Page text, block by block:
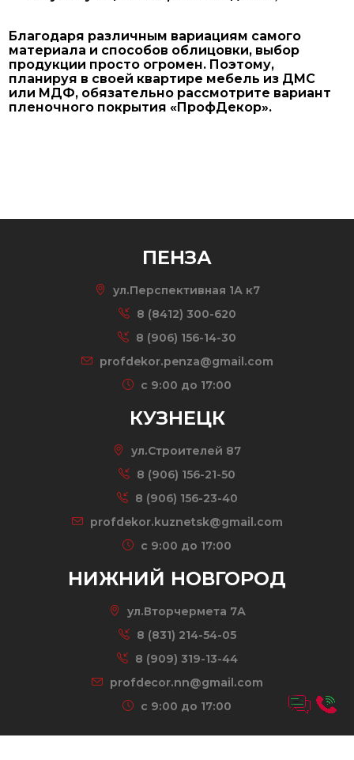
Благодаря различным вариациям самого
материала и способов облицовки, выбор
продукции просто огромен. Поэтому,
планируя в своей квартире мебель из ДМС
или МДФ, обязательно рассмотрите вариант
пленочного покрытия «ПрофДекор».
ПЕНЗА
ул.Перспективная 1А к7
8 (8412) 300-620
8 (906) 156-14-30
profdekor.penza@gmail.com
c 9:00 до 17:00
КУЗНЕЦК
ул.Строителей 87
8 (906) 156-21-50
8 (906) 156-23-40
profdekor.kuznetsk@gmail.com
c 9:00 до 17:00
НИЖНИЙ НОВГОРОД
ул.Вторчермета 7А
8 (831) 214-54-05
8 (909) 319-13-44
profdecor.nn@gmail.com
c 9:00 до 17:00